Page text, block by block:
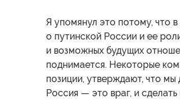
Я упомянул это потому, что
о путинской России и ее
и возможных будущих
поднимается. Некоторые
позиции, утверждают, что мы
Россия — это враг, и